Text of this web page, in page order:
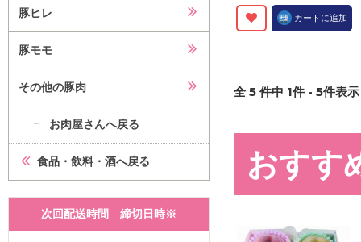
豚ヒレ
豚モモ
その他の豚肉
お肉屋さんへ戻る
食品・飲料・酒へ戻る
次回配送時間 締切日時※
カートに追加
全5 件中 1件 - 5件表
おすす